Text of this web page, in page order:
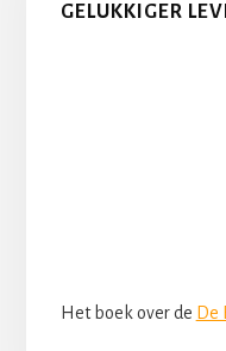
GELUKKIGER
Het boek over de De